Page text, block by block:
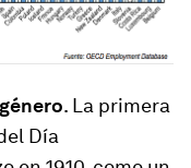
. La primera
Día